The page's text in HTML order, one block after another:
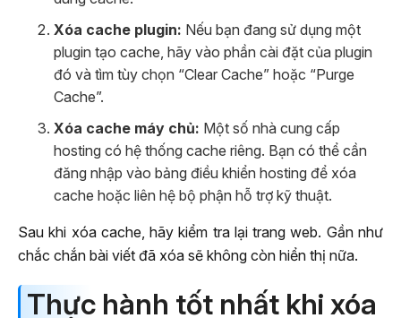
Xóa cache plugin: Nếu bạn đang sử dụng một
plugin tạo cache, hãy vào phần cài đặt của plugin
đó và tìm tùy chọn “Clear Cache” hoặc “Purge
Cache”.
Xóa cache máy chủ: Một số nhà cung cấp
hosting có hệ thống cache riêng. Bạn có thể cần
đăng nhập vào bảng điều khiển hosting để xóa
cache hoặc liên hệ bộ phận hỗ trợ kỹ thuật.
Sau khi xóa cache, hãy kiểm tra lại trang web. Gần như
chắc chắn bài viết đã xóa sẽ không còn hiển thị nữa.
Thực hành tốt nhất khi xóa